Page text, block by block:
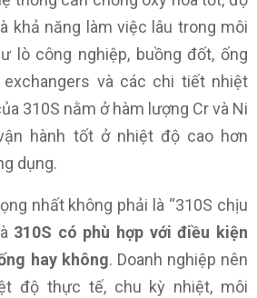
khả năng làm việc lâu trong môi
lò công nghiệp, buồng đốt, ống
exchangers và các chi tiết nhiệt
310S nằm ở hàm lượng Cr và Ni
hành tốt ở nhiệt độ cao hơn
dụng.
nhất không phải là “310S chịu
310S có phù hợp với điều kiện
hay không. Doanh nghiệp nên
độ thực tế, chu kỳ nhiệt, môi